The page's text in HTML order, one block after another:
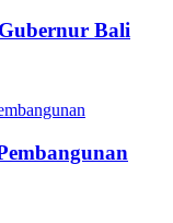
Bali